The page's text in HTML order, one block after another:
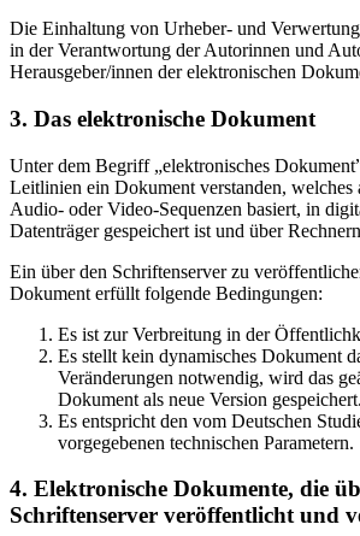
Die Einhaltung von Urheber- und
in der Verantwortung der Autorinnen und
Herausgeber/innen der elektronischen
3. Das elektronische Dokument
Unter dem Begriff „elektronisches
Leitlinien ein Dokument verstanden,
Audio- oder Video-Sequenzen basiert, in
Datenträger gespeichert ist und über
Ein über den Schriftenserver zu
Dokument erfüllt folgende Bedingungen:
Es ist zur Verbreitung in der
Es stellt kein dynamisches Dokument
Veränderungen notwendig, wird das
Dokument als neue Version gespeichert.
Es entspricht den vom Deutschen
vorgegebenen technischen Parametern.
4. Elektronische Dokumente, die
Schriftenserver veröffentlicht und